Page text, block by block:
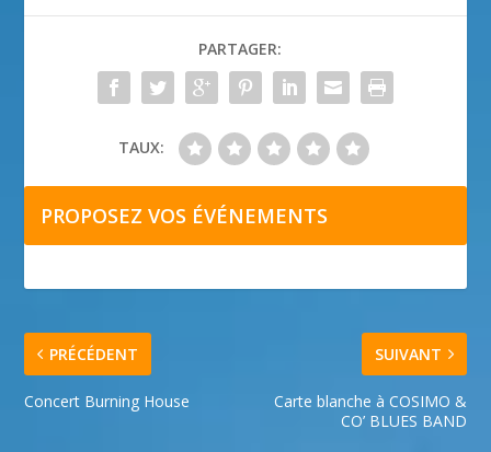
PARTAGER:
TAUX:
PROPOSEZ VOS ÉVÉNEMENTS
PRÉCÉDENT
Concert Burning House
SUIVANT
Carte blanche à COSIMO &
CO’ BLUES BAND